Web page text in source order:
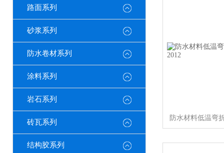
路面系列
砂浆系列
防水卷材系列
涂料系列
岩石系列
砖瓦系列
结构胶系列